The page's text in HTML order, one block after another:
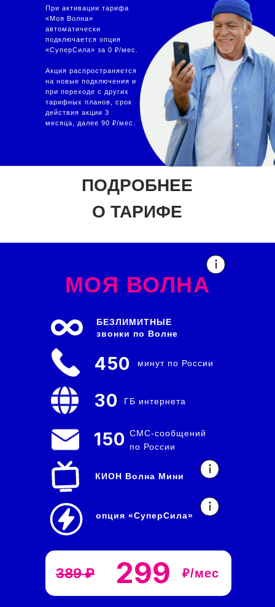
При активации тарифа
«Моя Волна»
автоматически
подключается опция
«СуперСила» за 0 ₽/мес.
Акция распространяется
на новые подключения и
при переходе с других
тарифных планов, срок
действия акции 3
месяца, далее 90 ₽/мес.
минут по России
МОЯ ВОЛНА
ПОДРОБНЕЕ
О ТАРИФЕ
БЕЗЛИМИТНЫЕ
звонки по Волне
КИОН Волна Мини
30
150
450
ГБ интернета
СМС-сообщений
по России
299
389 ₽ ₽/мес
опция «СуперСила»